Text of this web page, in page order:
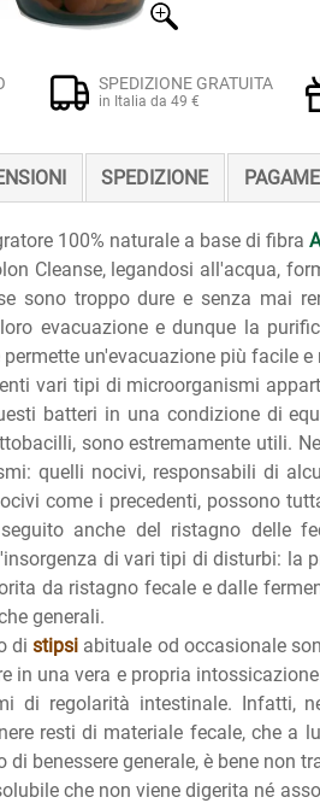
SPEDIZIONE GRATUITA
in Italia da 49 €
SPEDIZIONE
100% naturale a base di fibra
Cleanse, legandosi all'acqua,
sono troppo dure e senza mai
evacuazione e dunque la
un'evacuazione più facile e
vari tipi di microorganismi
batteri in una condizione di
sono estremamente utili.
quelli nocivi, responsabili di
come i precedenti, possono
anche del ristagno delle
di vari tipi di disturbi: la
da ristagno fecale e dalle
generali.
distipsi abituale od occasionale
in una vera e propria
di regolarità intestinale. Infatti,
resti di materiale fecale, che a
di benessere generale, è bene non
che non viene digerita né